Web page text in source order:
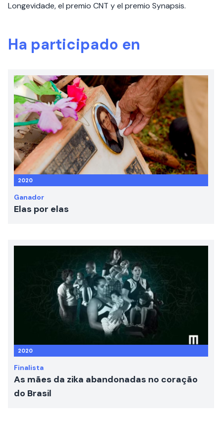
Longevidade, el premio CNT y el premio Synapsis.
Ha participado en
2020
Ganador
Elas por elas
2020
Finalista
As mães da zika abandonadas no coração
do Brasil